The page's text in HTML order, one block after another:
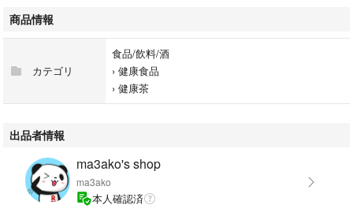
※保健所届け済み
法的情報
分類 一般食品（医薬品ではない）
保健所届出不要品（確認済）
※食品衛生責任者取得済み。
商品情報
カテゴリ
食品/飲料/酒
› 健康食品
› 健康茶
出品者情報
ma3ako's shop
ma3ako
本人確認済